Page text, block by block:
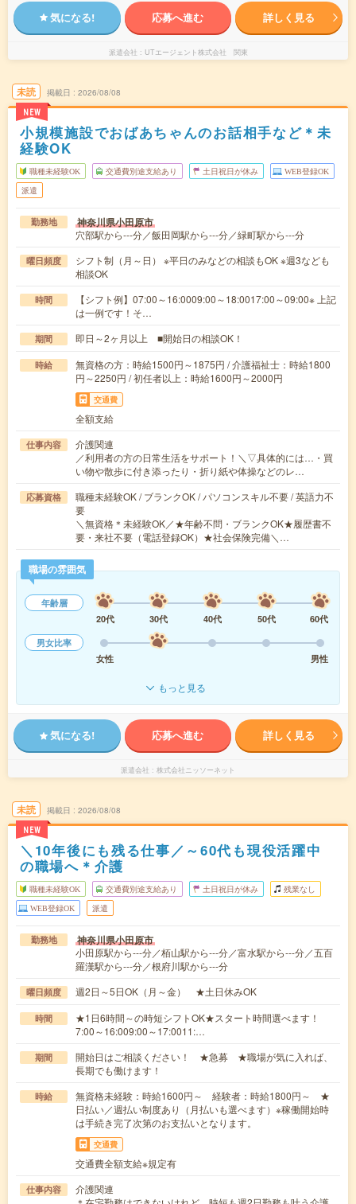
気になる! 応募へ進む 詳しく見る
派遣会社 UTエージェント株式会社 関東
未読
NEW
掲載日 2026/08/08
小規模施設でおばあちゃんのお話相手など＊未
経験OK
職種未経験OK 交通費別途支給あり 土日祝日が休み WEB登録OK
派遣
勤務地 神奈川県小田原市
穴部駅から---分／飯田岡駅から---分／緑町駅から---分
曜日頻度
シフト制（月～日） ※平日のみなどの相談もOK ※週3なども
相談OK
時間
【シフト例】07:00～16:0009:00～18:0017:00～09:00※ 上記
は一例です！そ…
期間 即日～2ヶ月以上 ■開始日の相談OK！
時給
無資格の方：時給1500円～1875円 / 介護福祉士：時給1800
円～2250円 / 初任者以上：時給1600円～2000円
交通費
全額支給
仕事内容
介護関連
／利用者の方の日常生活をサポート！＼▽具体的には…・買
い物や散歩に付き添ったり・折り紙や体操などのレ…
応募資格
職種未経験OK / ブランクOK / パソコンスキル不要 / 英語力不
要
＼無資格＊未経験OK／★年齢不問・ブランクOK★履歴書不
要・来社不要（電話登録OK）★社会保険完備＼…
職場の雰囲気
年齢層
20代
30代 40代 50代
60代
男女比率
女性
男性
もっと見る
気になる! 応募へ進む 詳しく見る
派遣会社 株式会社ニッソーネット
未読
NEW
掲載日 2026/08/08
＼10年後にも残る仕事／～60代も現役活躍中
の職場へ＊介護
職種未経験OK 交通費別途支給あり 土日祝日が休み 残業なし
WEB登録OK 派遣
勤務地 神奈川県小田原市
小田原駅から---分／栢山駅から---分／富水駅から---分／五百
羅漢駅から---分／根府川駅から---分
曜日頻度 週2日～5日OK（月～金） ★土日休みOK
時間
★1日6時間～の時短シフトOK★スタート時間選べます！
7:00～16:009:00～17:0011:…
期間
開始日はご相談ください！ ★急募 ★職場が気に入れば、
長期でも働けます！
時給
無資格未経験：時給1600円～ 経験者：時給1800円～ ★
日払い／週払い制度あり（月払いも選べます）※稼働開始時
は手続き完了次第のお支払いとなります。
交通費
交通費全額支給※規定有
仕事内容
介護関連